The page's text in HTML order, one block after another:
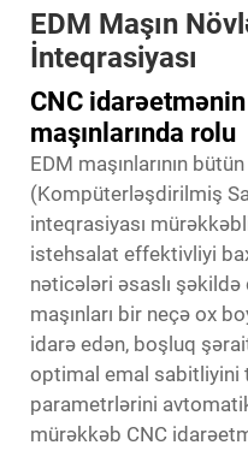
EDM Maşın
İnteqrasiyası
CNC
maşınlarında rolu
EDM maşınlarının
(Kompüterləşdirilmiş
inteqrasiyası
istehsalat effektivliyi
nəticələri əsaslı
maşınları bir neçə ox
idarə edən, boşluq
optimal emal sabitliyini
parametrlərini
mürəkkəb CNC